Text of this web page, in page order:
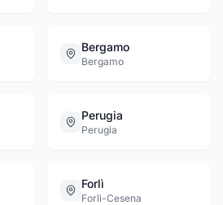
Bergamo
Bergamo
Perugia
Perugia
Forlì
Forlì-Cesena